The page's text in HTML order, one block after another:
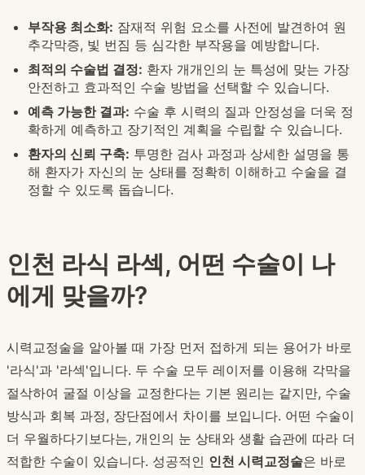
부작용 최소화: 잠재적 위험 요소를 사전에 발견하여 원
추각막증, 빛 번짐 등 심각한 부작용을 예방합니다.
최적의 수술법 결정: 환자 개개인의 눈 특성에 맞는 가장
안전하고 효과적인 수술 방법을 선택할 수 있습니다.
예측 가능한 결과: 수술 후 시력의 질과 안정성을 더욱 정
확하게 예측하고 장기적인 계획을 수립할 수 있습니다.
환자의 신뢰 구축: 투명한 검사 과정과 상세한 설명을 통
해 환자가 자신의 눈 상태를 정확히 이해하고 수술을 결
정할 수 있도록 돕습니다.
인천 라식 라섹, 어떤 수술이 나
에게 맞을까?
시력교정술을 알아볼 때 가장 먼저 접하게 되는 용어가 바로
'라식'과 '라섹'입니다. 두 수술 모두 레이저를 이용해 각막을
절삭하여 굴절 이상을 교정한다는 기본 원리는 같지만, 수술
방식과 회복 과정, 장단점에서 차이를 보입니다. 어떤 수술이
더 우월하다기보다는, 개인의 눈 상태와 생활 습관에 따라 더
적합한 수술이 있습니다. 성공적인 인천 시력교정술은 바로